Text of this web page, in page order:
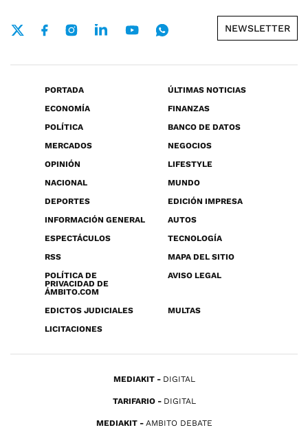
NEWSLETTER
PORTADA
ÚLTIMAS NOTICIAS
ECONOMÍA
FINANZAS
POLÍTICA
BANCO DE DATOS
MERCADOS
NEGOCIOS
OPINIÓN
LIFESTYLE
NACIONAL
MUNDO
DEPORTES
EDICIÓN IMPRESA
INFORMACIÓN GENERAL
AUTOS
ESPECTÁCULOS
TECNOLOGÍA
RSS
MAPA DEL SITIO
POLÍTICA DE
PRIVACIDAD DE
ÁMBITO.COM
AVISO LEGAL
EDICTOS JUDICIALES
MULTAS
LICITACIONES
MEDIAKIT DIGITAL
TARIFARIO DIGITAL
MEDIAKIT AMBITO DEBATE